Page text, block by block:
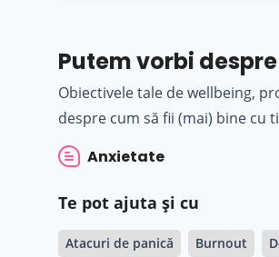
Putem vorbi despre
Obiectivele tale de wellbeing,
despre cum să fii (mai) bine cu
Anxietate
Te pot ajuta și cu
Atacuri de panică Burnout